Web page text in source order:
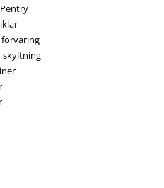
skyltning